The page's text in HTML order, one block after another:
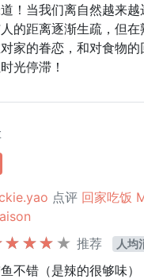
！当我们离自然越来
的距离逐渐生疏，但
家的眷恋，和对食物
光停滞！
点评 回家吃饭
推荐
人均
不错（是辣的很够味